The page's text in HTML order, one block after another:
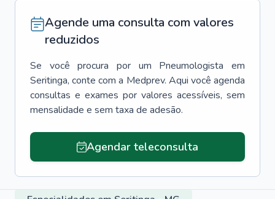
Agende uma consulta com valores
reduzidos
Se você procura por um Pneumologista
em
Seritinga, conte com a Medprev. Aqui você agenda
consultas e exames por valores acessíveis, sem
mensalidade e sem taxa de adesão.
Agendar teleconsulta